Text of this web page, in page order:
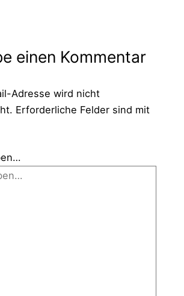
einen Kommentar
Adresse wird nicht
Erforderliche Felder sind mit